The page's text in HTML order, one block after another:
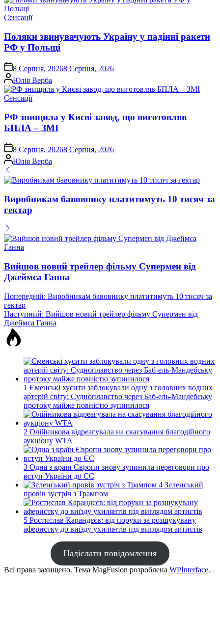
Опублікувати
Сенсації
Поляки звинувачують Україну у падінні ракети
РФ у Польщі
on8 Серпня, 20268 Серпня, 2026
Опубліковано
Юлія Верба
Опублікувати
Сенсації
РФ знищила у Києві завод, що виготовляв
БПЛА – ЗМІ
on8 Серпня, 20268 Серпня, 2026
Опубліковано
Юлія Верба
Виробникам бавовнику платитимуть 10 тисяч за
гектар
Вийшов новий трейлер фільму Супермен від
Джеймса Ганна
Навігація
записів
Попередній: Виробникам бавовнику платитимуть 10 тисяч за
гектар
Наступний: Вийшов новий трейлер фільму Супермен від
Джеймса Ганна
1 Єменські хусити заблокували одну з головних водних
артерій світу: Судноплавство через Баб-ель-Мандебську
протоку майже повністю зупинилося
2 Олійникова відреагувала на скасування благодійного
аукціону WTA
3 Одна з країн Європи знову зупинила переговори про
вступ України до ЄС
4 Зеленський
провів зустріч з Трампом
5 Ростислав Карандєєв: від поруки за розшукувану
аферистку до виїзду ухилянтів під виглядом артистів
Надіслати повідомлення
Всі права захищено. Тема MagFusion розроблена WPInterface.